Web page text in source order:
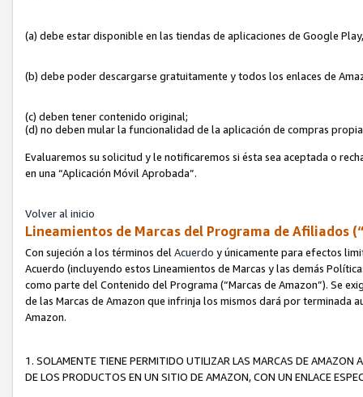
(a) debe estar disponible en las tiendas de aplicaciones de Google
(b) debe poder descargarse gratuitamente y todos los enlaces de
(c) deben tener contenido original;
(d) no deben mular la funcionalidad de la aplicación de compras
Evaluaremos su solicitud y le notificaremos si ésta sea aceptada o
en una “Aplicación Móvil Aprobada”.
Volver al inicio
Lineamientos de Marcas del Programa de Afiliados
Con sujeción a los términos del Acuerdo y únicamente para efectos
Acuerdo (incluyendo estos Lineamientos de Marcas y las demás
como parte del Contenido del Programa (“Marcas de Amazon”). Se
de las Marcas de Amazon que infrinja los mismos dará por terminada
Amazon.
1. SOLAMENTE TIENE PERMITIDO UTILIZAR LAS MARCAS DE
DE LOS PRODUCTOS EN UN SITIO DE AMAZON, CON UN ENLACE